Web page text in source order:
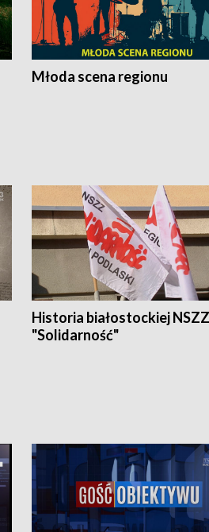
Młoda scena regionu
Historia białostockiej NSZZ
"Solidarność"